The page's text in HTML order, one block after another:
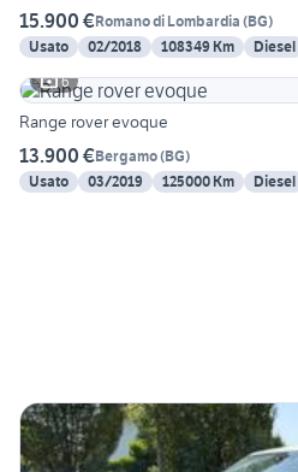
15.900 €Romano di Lombardia (BG)
Usato
02/2018 108349 Km Diesel
6
Range rover evoque
13.900 €Bergamo(BG)
Usato
03/2019 125000 Km Diesel